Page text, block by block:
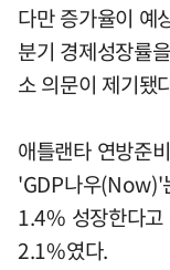
다만 증가율이 예
분기 경제성장률
소 의문이 제기됐
애틀랜타 연방준
'GDP나우(Now)'
1.4% 성장한다고
2.1%였다.